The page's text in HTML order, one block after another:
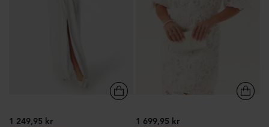
1 249,95 kr 1 699,95 kr